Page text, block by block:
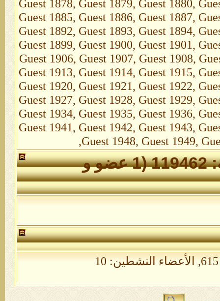
الأعضاء الذين تواجدوا خلال 24 ساعة: 119462 (1 عضو و
الأعضاء النشطين: 10